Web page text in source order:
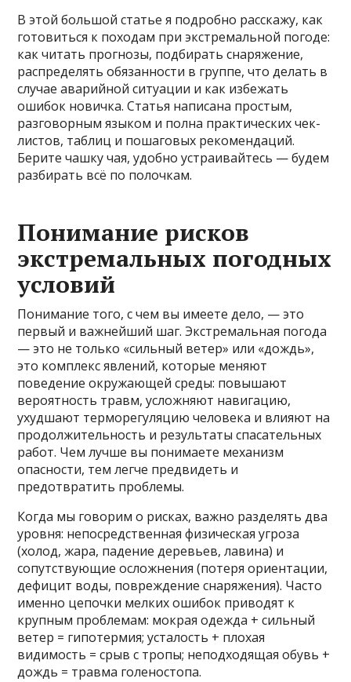
В этой большой статье я подробно расскажу, как
готовиться к походам при экстремальной погоде:
как читать прогнозы, подбирать снаряжение,
распределять обязанности в группе, что делать в
случае аварийной ситуации и как избежать
ошибок новичка. Статья написана простым,
разговорным языком и полна практических чек-
листов, таблиц и пошаговых рекомендаций.
Берите чашку чая, удобно устраивайтесь — будем
разбирать всё по полочкам.
Понимание рисков
экстремальных погодных
условий
Понимание того, с чем вы имеете дело, — это
первый и важнейший шаг. Экстремальная погода
— это не только «сильный ветер» или «дождь»,
это комплекс явлений, которые меняют
поведение окружающей среды: повышают
вероятность травм, усложняют навигацию,
ухудшают терморегуляцию человека и влияют на
продолжительность и результаты спасательных
работ. Чем лучше вы понимаете механизм
опасности, тем легче предвидеть и
предотвратить проблемы.
Когда мы говорим о рисках, важно разделять два
уровня: непосредственная физическая угроза
(холод, жара, падение деревьев, лавина) и
сопутствующие осложнения (потеря ориентации,
дефицит воды, повреждение снаряжения). Часто
именно цепочки мелких ошибок приводят к
крупным проблемам: мокрая одежда + сильный
ветер = гипотермия; усталость + плохая
видимость = срыв с тропы; неподходящая обувь +
дождь = травма голеностопа.